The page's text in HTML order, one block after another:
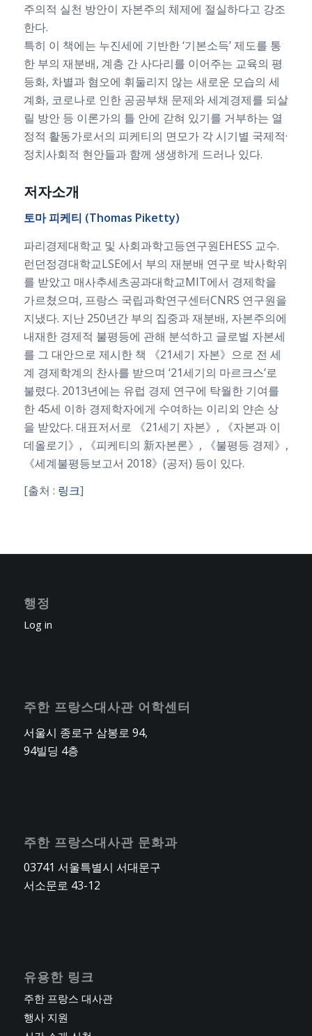
주의적 실천 방안이 자본주의 체제에 절실하다고 강조
한다.
특히 이 책에는 누진세에 기반한 ‘기본소득’ 제도를 통
한 부의 재분배, 계층 간 사다리를 이어주는 교육의 평
등화, 차별과 혐오에 휘둘리지 않는 새로운 모습의 세
계화, 코로나로 인한 공공부채 문제와 세계경제를 되살
릴 방안 등 이론가의 틀 안에 갇혀 있기를 거부하는 열
정적 활동가로서의 피케티의 면모가 각 시기별 국제적·
정치사회적 현안들과 함께 생생하게 드러나 있다.
저자소개
토마 피케티 (Thomas Piketty)
파리경제대학교 및 사회과학고등연구원EHESS 교수.
런던정경대학교LSE에서 부의 재분배 연구로 박사학위
를 받았고 매사추세츠공과대학교MIT에서 경제학을
가르쳤으며, 프랑스 국립과학연구센터CNRS 연구원을
지냈다. 지난 250년간 부의 집중과 재분배, 자본주의에
내재한 경제적 불평등에 관해 분석하고 글로벌 자본세
를 그 대안으로 제시한 책 《21세기 자본》으로 전 세
계 경제학계의 찬사를 받으며 ‘21세기의 마르크스’로
불렸다. 2013년에는 유럽 경제 연구에 탁월한 기여를
한 45세 이하 경제학자에게 수여하는 이리외 얀손 상
을 받았다. 대표저서로 《21세기 자본》, 《자본과 이
데올로기》, 《피케티의 新자본론》, 《불평등 경제》,
《세계불평등보고서 2018》(공저) 등이 있다.
[출처 : 링크]
행정
Log in
주한 프랑스대사관 어학센터
서울시 종로구 삼봉로 94,
94빌딩 4층
주한 프랑스대사관 문화과
03741 서울특별시 서대문구
서소문로 43-12
유용한 링크
주한 프랑스 대사관
행사 지원